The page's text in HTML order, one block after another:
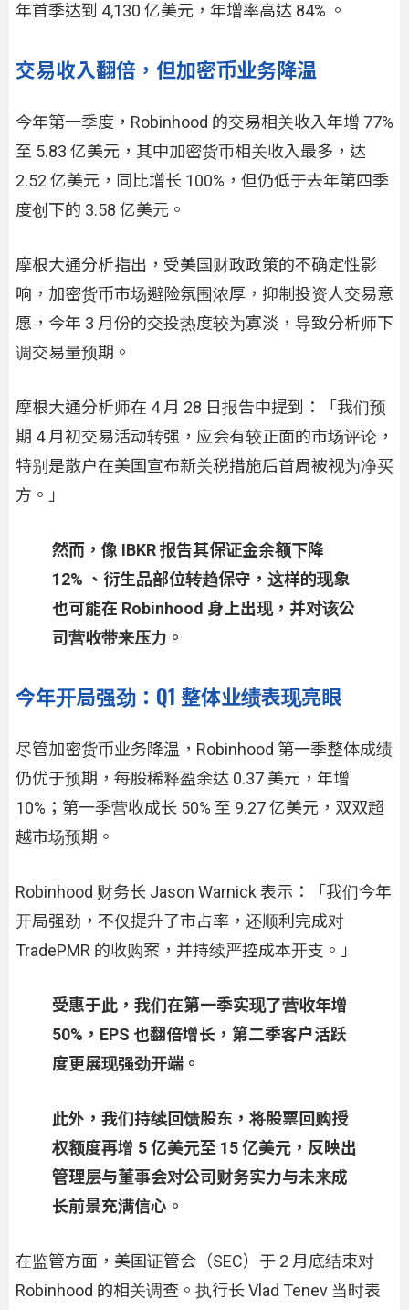
年首季达到 4,130 亿美元，年增率高达 84% 。
交易收入翻倍，但加密币业务降温
今年第一季度，Robinhood 的交易相关收入年增 77%
至 5.83 亿美元，其中加密货币相关收入最多，达
2.52 亿美元，同比增长 100%，但仍低于去年第四季
度创下的 3.58 亿美元。
摩根大通分析指出，受美国财政政策的不确定性影
响，加密货币市场避险氛围浓厚，抑制投资人交易意
愿，今年 3 月份的交投热度较为寡淡，导致分析师下
调交易量预期。
摩根大通分析师在 4 月 28 日报告中提到：「我们预
期 4 月初交易活动转强，应会有较正面的市场评论，
特别是散户在美国宣布新关税措施后首周被视为净买
方。」
然而，像 IBKR 报告其保证金余额下降
12% 、衍生品部位转趋保守，这样的现象
也可能在 Robinhood 身上出现，并对该公
司营收带来压力。
今年开局强劲：Q1 整体业绩表现亮眼
尽管加密货币业务降温，Robinhood 第一季整体成绩
仍优于预期，每股稀释盈余达 0.37 美元，年增
10%；第一季营收成长 50% 至 9.27 亿美元，双双超
越市场预期。
Robinhood 财务长 Jason Warnick 表示：「我们今年
开局强劲，不仅提升了市占率，还顺利完成对
TradePMR 的收购案，并持续严控成本开支。」
受惠于此，我们在第一季实现了营收年增
50%，EPS 也翻倍增长，第二季客户活跃
度更展现强劲开端。
此外，我们持续回馈股东，将股票回购授
权额度再增 5 亿美元至 15 亿美元，反映出
管理层与董事会对公司财务实力与未来成
长前景充满信心。
在监管方面，美国证管会（SEC）于 2 月底结束对
Robinhood 的相关调查。执行长 Vlad Tenev 当时表